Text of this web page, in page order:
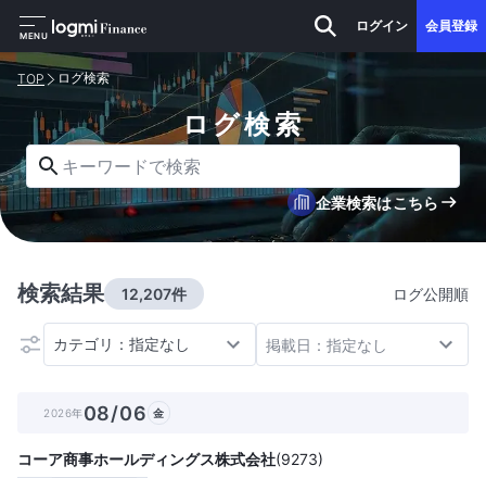
MENU
ログイン 会員登録
TOP ログ検索
ログ検索
企業検索はこちら
検索結果 12,207件 ログ公開順
カテゴリ：指定なし 掲載日：指定なし
2026年08/06 金
コーア商事ホールディングス株式会社(9273)